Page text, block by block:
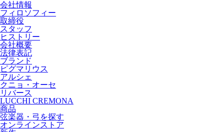
会社情報
フィロソフィー
取締役
スタッフ
ヒストリー
会社概要
法律表記
ブランド
ピグマリウス
アルシェ
クニョ・オーセ
リバース
LUCCHI CREMONA
商品
弦楽器・弓を探す
オンラインストア